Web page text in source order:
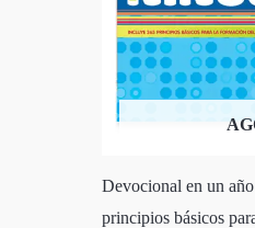
Devocional en un
principios básicos